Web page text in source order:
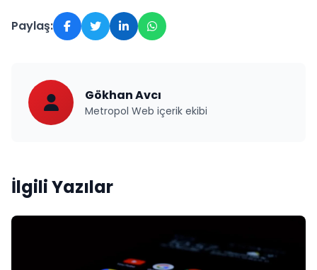
Paylaş:
Gökhan Avcı
Metropol Web içerik ekibi
İlgili Yazılar